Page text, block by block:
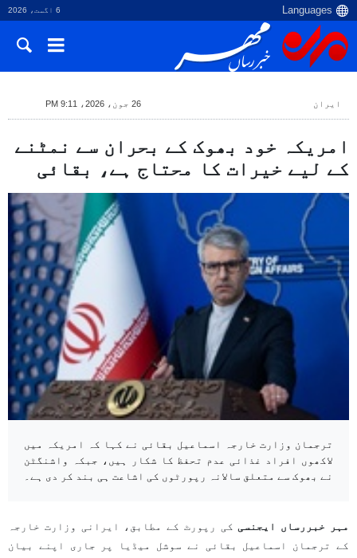
6 اگست، 2026
ایران 26 جون، 2026، 9:11 PM
امریکہ خود بھوک کے بحران سے نمٹنے
کے لیے خیرات کا محتاج ہے، بقائی
ترجمان وزارت خارجہ اسماعیل بقائی نے کہا کہ امریکہ میں
لاکھوں افراد غذائی عدم تحفظ کا شکار ہیں، جبکہ واشنگٹن
نے بھوک سے متعلق سالانہ رپورٹوں کی اشاعت ہی بند کر دی ہے۔
مہر خبررساں ایجنسی کی رپورٹ کے مطابق، ایرانی وزارت خارجہ
کے ترجمان اسماعیل بقائی نے سوشل میڈیا پر جاری اپنے بیان